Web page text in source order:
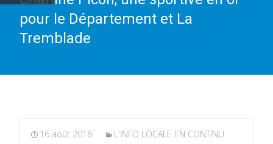
pour le Département et La
Tremblade
16 août 2016 L'INFO LOCALE EN CONTINU